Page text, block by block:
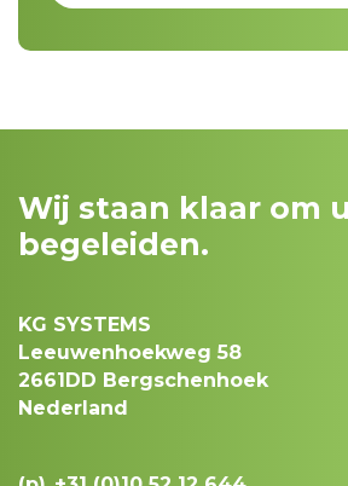
Wij staan klaar om
begeleiden.
KG SYSTEMS
Leeuwenhoekweg 58
2661DD Bergschenhoek
Nederland